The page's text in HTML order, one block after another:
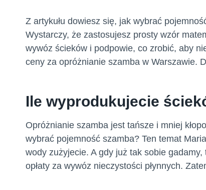
Z artykułu dowiesz się, jak wybrać
Wystarczy, że zastosujesz prosty wzór
wywóz ścieków i podpowie, co zrobić, aby
ceny za opróżnianie szamba w Warszawie.
Ile wyprodukujecie
Opróżnianie szamba jest tańsze i mniej
wybrać pojemność szamba? Ten temat
wody zużyjecie. A gdy już tak sobie
opłaty za wywóz nieczystości płynnych.